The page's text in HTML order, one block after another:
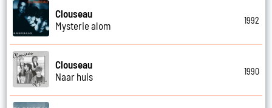
Clouseau
Mysterie alom
1992
Clouseau
Naar huis
1990